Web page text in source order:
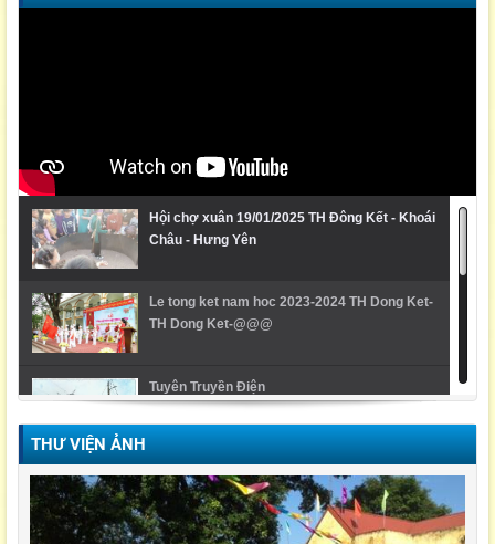
Hội chợ xuân 19/01/2025 TH Đông Kết - Khoái
Châu - Hưng Yên
Le tong ket nam hoc 2023-2024 TH Dong Ket-
TH Dong Ket-@@@
Tuyên Truyền Điện
Video Lễ trao giải cuộc thi Violympic Quốc gia
THƯ VIỆN ẢNH